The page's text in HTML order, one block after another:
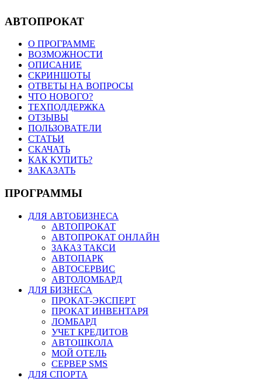
АВТОПРОКАТ
О ПРОГРАММЕ
ВОЗМОЖНОСТИ
ОПИСАНИЕ
СКРИНШОТЫ
ОТВЕТЫ НА ВОПРОСЫ
ЧТО НОВОГО?
ТЕХПОДДЕРЖКА
ОТЗЫВЫ
ПОЛЬЗОВАТЕЛИ
СТАТЬИ
СКАЧАТЬ
КАК КУПИТЬ?
ЗАКАЗАТЬ
ПРОГРАММЫ
ДЛЯ АВТОБИЗНЕСА
АВТОПРОКАТ
АВТОПРОКАТ ОНЛАЙН
ЗАКАЗ ТАКСИ
АВТОПАРК
АВТОСЕРВИС
АВТОЛОМБАРД
ДЛЯ БИЗНЕСА
ПРОКАТ-ЭКСПЕРТ
ПРОКАТ ИНВЕНТАРЯ
ЛОМБАРД
УЧЕТ КРЕДИТОВ
АВТОШКОЛА
МОЙ ОТЕЛЬ
СЕРВЕР SMS
ДЛЯ СПОРТА